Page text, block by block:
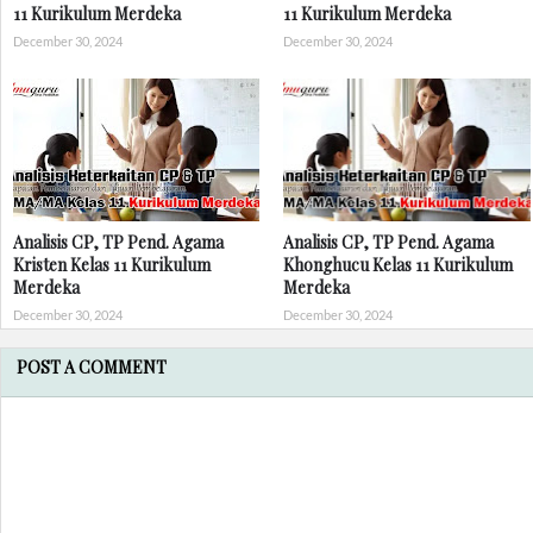
11 Kurikulum Merdeka
December 30, 2024
11 Kurikulum Merdeka
December 30, 2024
Analisis CP, TP Pend. Agama
Kristen Kelas 11 Kurikulum
Merdeka
December 30, 2024
Analisis CP, TP Pend. Agama
Khonghucu Kelas 11 Kurikulum
Merdeka
December 30, 2024
POST A COMMENT